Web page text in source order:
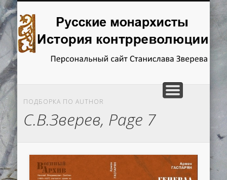
Русские
монархисты.
контрреволюции
ПОДБОРКА ПО AUTHOR
С.В.Зверев, Page 7